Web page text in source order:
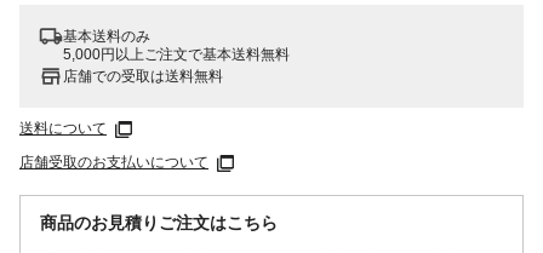
基本送料のみ
5,000円以上ご注文で基本送料無料
店舗での受取は送料無料
送料について
店舗受取のお支払いについて
商品のお見積りご注文はこちら